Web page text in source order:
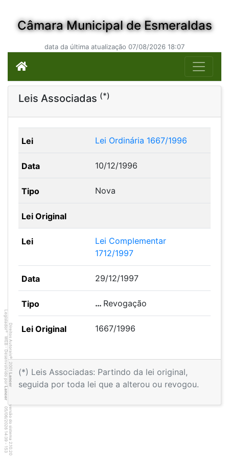
Câmara Municipal de Esmeraldas
data da última atualização 07/08/2026 18:07
Leis Associadas (*)
Lei Ordinária 1667/1996
10/12/1996
Nova
Lei Complementar
1712/1997
29/12/1997
… Revogação
1667/1996
(*) Leis Associadas: Partindo da lei original,
seguida por toda lei que a alterou ou revogou.
Direitos Autorais
©
2001
Lancer
Legislador
®
WEB - Desenvolvido por
Lancer
versão do sistema 2.10.20
1
5
3
-
4
:3
9
0
5
/
0
6
/
2
0
2
6